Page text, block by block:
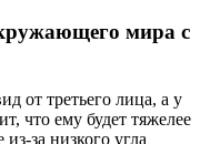
мира с
от третьего лица, а у
что ему будет тяжелее
за низкого угла